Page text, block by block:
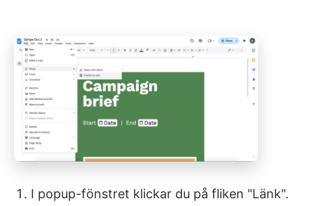
I popup-fönstret klickar du på fliken "Länk".